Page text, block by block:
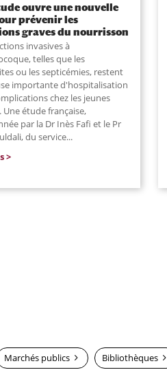
ouvre une nouvelle
prévenir les
graves du nourrisson
invasives à
telles que les
ou les septicémies, restent
importante d'hospitalisation
chez les jeunes
Une étude française,
par la Dr Inès Fafi et le Pr
du service...
Marchés publics Bibliothèques